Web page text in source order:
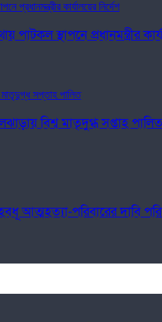
পাটকল স্থাপনে প্রধানমন্ত্রীর
বিশ্ব মাতৃদুগ্ধ সপ্তাহ
আত্মহত্যা-পরিবারের দাবি